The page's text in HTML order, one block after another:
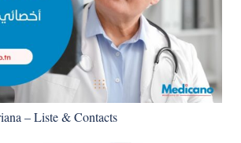
– Liste & Contacts